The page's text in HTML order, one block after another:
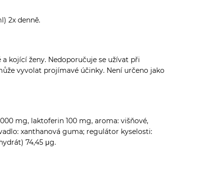
2x denně.
kojící ženy. Nedoporučuje se užívat při
vyvolat projímavé účinky. Není určeno jako
mg, laktoferin 100 mg, aroma: višňové,
xanthanová guma; regulátor kyselosti:
74,45 μg.